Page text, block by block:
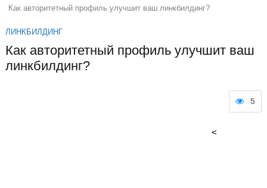
Как авторитетный профиль улучшит ваш линкбилдинг?
ЛИНКБИЛДИНГ
Как авторитетный профиль улучшит ваш
линкбилдинг?
5
<